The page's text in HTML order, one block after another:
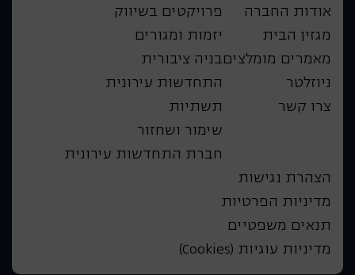
אודות החברה
מגזין הבית
מאמרים מומלצים
ניוזלטר
צרו קשר
פרויקטים בשיווק
יזמות ומגורים
בניה ציבורית
התחדשות עירונית
תשתיות
שימור ושחזור
חברת התחדשות עירונית
הצהרת נגישות
מדיניות הפרטיות
תנאים משפטיים
מדיניות עוגיות (Cookies)